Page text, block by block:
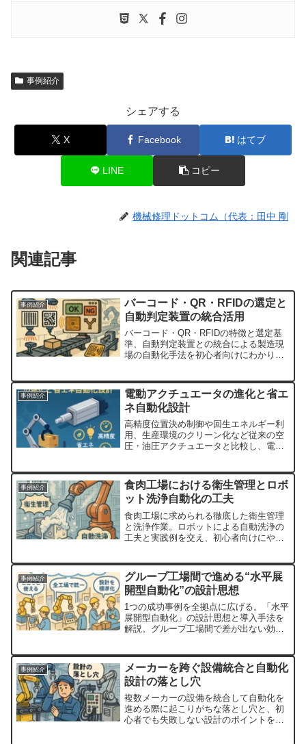
事例紹介
シェアする
X Facebook はてブ
LINE コピー
機械修理ドットコム（代表：田中 剛
関連記事
事例紹介
バーコード・QR・RFIDの選定と
自動判定装置の統合活用
バーコード・QR・RFIDの特徴と選定基
準、自動判定装置との統合による製造現
場の自動化手法を初心者向けにわかりや
事例紹介
電動アクチュエータの進化と省エ
ネ自動化設計
高精度位置決め制御や回生エネルギー利
用、生産環境のクリーン化など従来の空
圧・油圧アクチュエータと比較し、電動
初心者向けに解説。
事例紹介
食肉工場における衛生管理とロボ
ット洗浄自動化の工夫
食肉工場に求められる徹底した衛生管理
と洗浄作業。ロボットによる自動洗浄の
工夫と実践例を交え、初心者向けにやさ
事例紹介
グループ工場間で進める“水平展
開型自動化”の設計思想
1つの成功事例を全拠点に広げる。「水平
展開型自動化」の設計思想と導入手法を
解説。グループ工場間で差が出ない効率
事例紹介
メーカーを跨ぐ設備統合と自動化
設計の落とし穴
複数メーカーの設備を統合して自動化を
進める際に起こりがちな落とし穴と、初
心者でも失敗しない設計のポイントをわ